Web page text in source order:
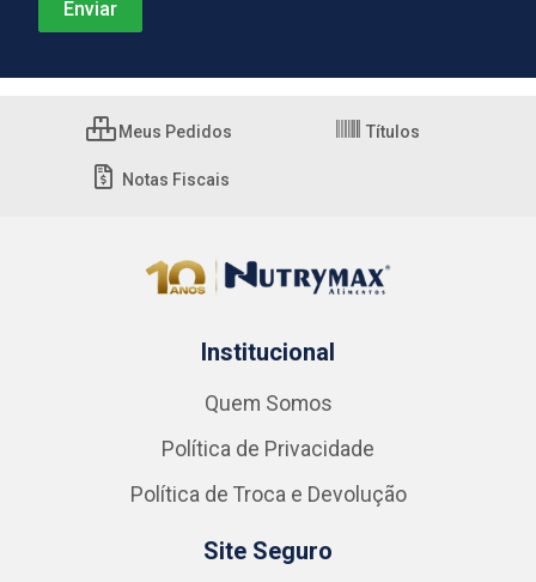
Meus Pedidos Títulos
Notas Fiscais
Institucional
Quem Somos
Política de Privacidade
Política de Troca e Devolução
Site Seguro